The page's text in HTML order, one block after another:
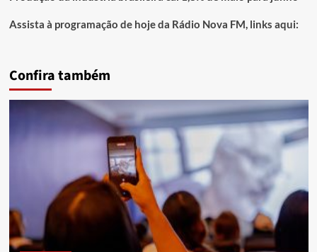
Assista à programação de hoje da Rádio Nova FM, links aqui:
Confira também